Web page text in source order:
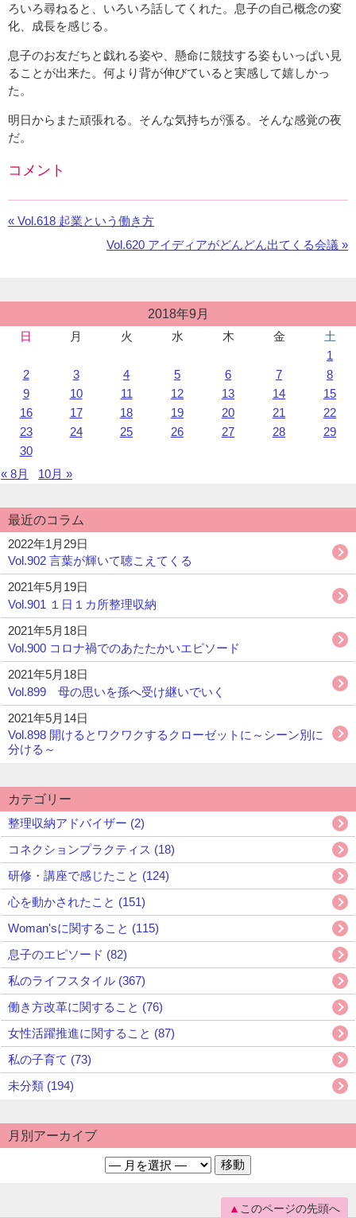
ろいろ尋ねると、いろいろ話してくれた。息子の自己概念の変
化、成長を感じる。
息子のお友だちと戯れる姿や、懸命に競技する姿もいっぱい見
ることが出来た。何より背が伸びていると実感して嬉しかっ
た。
明日からまた頑張れる。そんな気持ちが漲る。そんな感覚の夜
だ。
コメント
コ
用
す。
« 前
Vol.618 起業という働き方
次
せ：
Vol.620 アイディアがどんどん出てくる会議 »
稿
2018年9月
日
月 火 水 木 金
土
1
2
3 4 5 6 7
8
9
10 11 12 13 14
15
16
17 18 19 20 21
22
23
24 25 26 27 28
29
30
« 8月
10月 »
最近のコラム
2022年1月29日
Vol.902 言葉が輝いて聴こえてくる
2021年5月19日
Vol.901 １日１カ所整理収納
2021年5月18日
Vol.900 コロナ禍でのあたたかいエピソード
2021年5月18日
Vol.899 母の思いを孫へ受け継いでいく
2021年5月14日
Vol.898 開けるとワクワクするクローゼットに～シーン別に
分ける～
カテゴリー
整理収納アドバイザー (2)
コネクションプラクティス (18)
研修・講座で感じたこと (124)
心を動かされたこと (151)
Woman'sに関すること (115)
息子のエピソード (82)
私のライフスタイル (367)
働き方改革に関すること (76)
女性活躍推進に関すること (87)
私の子育て (73)
未分類 (194)
月別アーカイブ
このページの先頭へ